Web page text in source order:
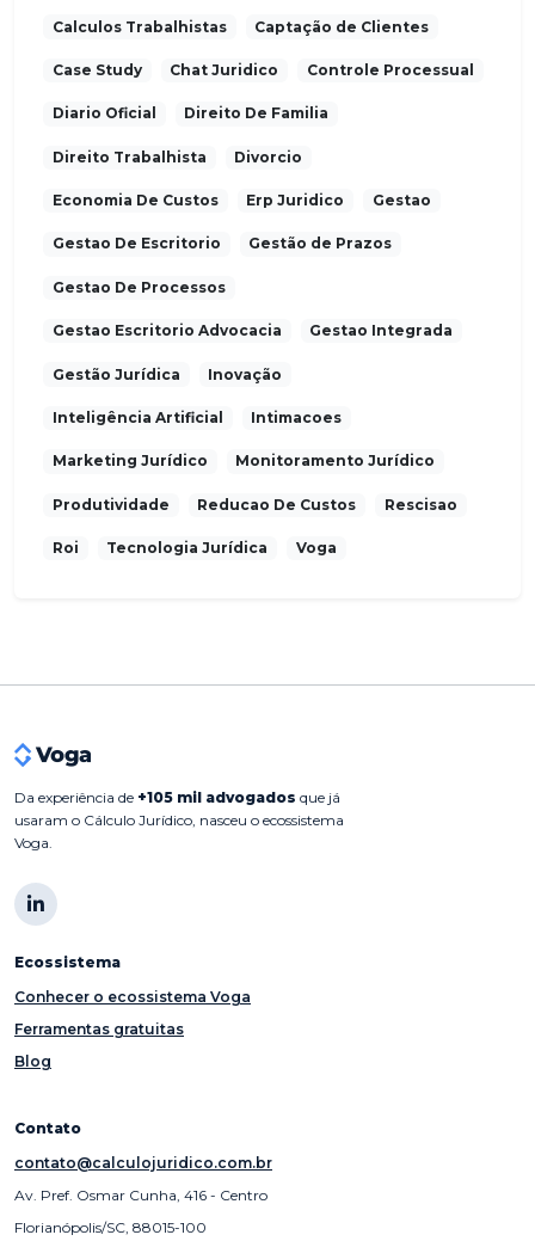
Calculos Trabalhistas Captação de Clientes
Case Study Chat Juridico Controle Processual
Diario Oficial Direito De Familia
Direito Trabalhista Divorcio
Economia De Custos Erp Juridico Gestao
Gestao De Escritorio Gestão de Prazos
Gestao De Processos
Gestao Escritorio Advocacia Gestao Integrada
Gestão Jurídica Inovação
Inteligência Artificial Intimacoes
Marketing Jurídico Monitoramento Jurídico
Produtividade Reducao De Custos Rescisao
Roi Tecnologia Jurídica Voga
Da experiência de +105 mil advogados que já
usaram o Cálculo Jurídico, nasceu o ecossistema
Voga.
Ecossistema
Conhecer o ecossistema Voga
Ferramentas gratuitas
Blog
Contato
contato@calculojuridico.com.br
Av. Pref. Osmar Cunha, 416 - Centro
Florianópolis/SC, 88015-100